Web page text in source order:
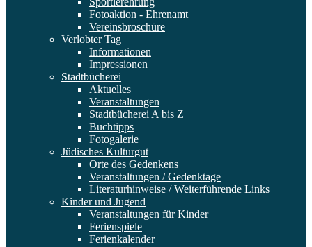
Fotoaktion - Ehrenamt
Vereinsbroschüre
Verlobter Tag
Informationen
Impressionen
Stadtbücherei
Aktuelles
Veranstaltungen
Stadtbücherei A bis Z
Buchtipps
Fotogalerie
Jüdisches Kulturgut
Orte des Gedenkens
Veranstaltungen / Gedenktage
Literaturhinweise / Weiterführende Links
Kinder und Jugend
Veranstaltungen für Kinder
Ferienspiele
Ferienkalender